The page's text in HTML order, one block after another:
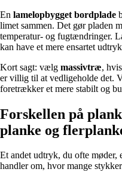
En lamelopbygget bordplade
limet sammen. Det gør pladen
temperatur- og fugtændringer.
kan have et mere ensartet
Kort sagt: vælg massivtræ,
er villig til at vedligeholde det.
foretrækker et mere stabilt og
Forskellen på
planke og
Et andet udtryk, du ofte møder,
handler om, hvor mange